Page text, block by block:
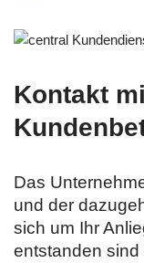
Kontakt
Das
und der
sich um Ihr
entstanden